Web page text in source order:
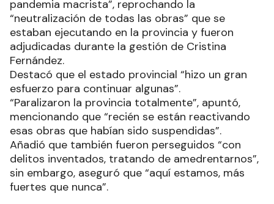
pandemia macrista”, reprochando la
“neutralización de todas las obras” que se
estaban ejecutando en la provincia y fueron
adjudicadas durante la gestión de Cristina
Fernández.
Destacó que el estado provincial “hizo un gran
esfuerzo para continuar algunas”.
“Paralizaron la provincia totalmente”, apuntó,
mencionando que “recién se están reactivando
esas obras que habían sido suspendidas”.
Añadió que también fueron perseguidos “con
delitos inventados, tratando de amedrentarnos”,
sin embargo, aseguró que “aquí estamos, más
fuertes que nunca”.